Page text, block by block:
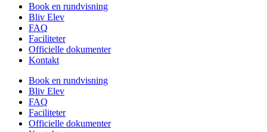
Book en rundvisning
Bliv Elev
FAQ
Faciliteter
Officielle dokumenter
Kontakt
Book en rundvisning
Bliv Elev
FAQ
Faciliteter
Officielle dokumenter